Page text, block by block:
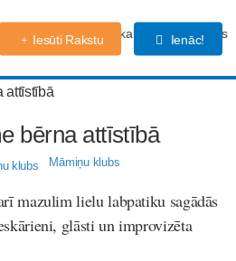
Grūtniecības kalendārs Forums
Iesūti Rakstu Ienāc!
bērna attīstībā
Māmiņu klubs
mazulim lielu labpatiku sagādās
glāsti un improvizēta